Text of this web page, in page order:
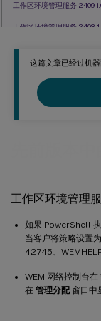
这篇文章已经过机
工作区环境管理
如果 PowerShell
当客户将策略设置为
42745、
WEM 网络控制台在
在 管理分配窗口中
工作区环境管理服务
工作区环境管理服务
工作区环境管理服务
工作区环境管理服务
工作区环境管理服务
工作区环境管理服务
工作区环境管理服务
工作区环境管理服务
工作区环境管理服务